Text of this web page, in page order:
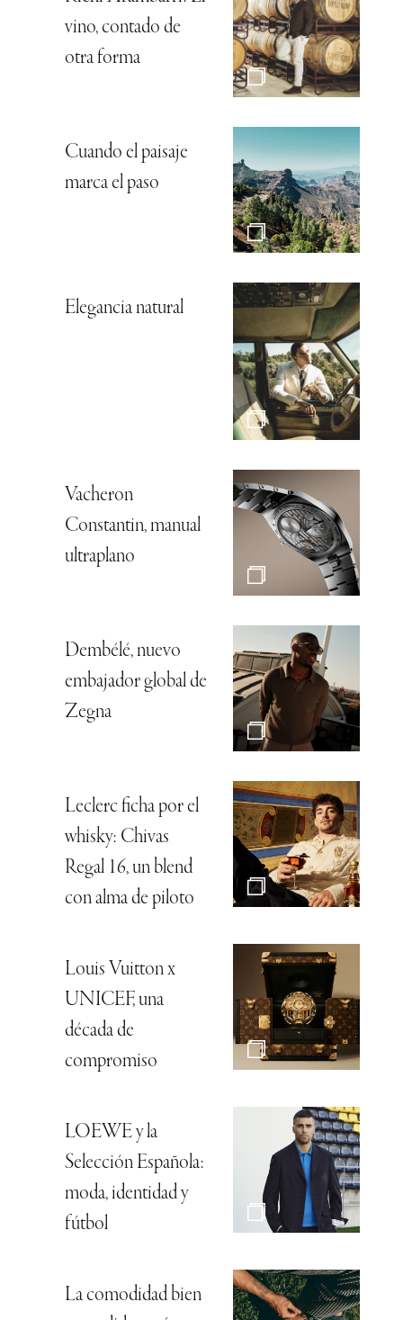
vino, contado de
otra forma
Cuando el paisaje
marca el paso
Elegancia natural
Vacheron
Constantin, manual
ultraplano
Dembélé, nuevo
embajador global de
Zegna
Leclerc ficha por el
whisky: Chivas
Regal 16, un blend
con alma de piloto
Louis Vuitton x
UNICEF, una
década de
compromiso
LOEWE y la
Selección Española:
moda, identidad y
fútbol
La comodidad bien